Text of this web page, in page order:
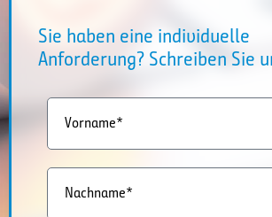
Sie haben eine individuelle
Anforderung? Schreiben Sie
Vorname*
Nachname*